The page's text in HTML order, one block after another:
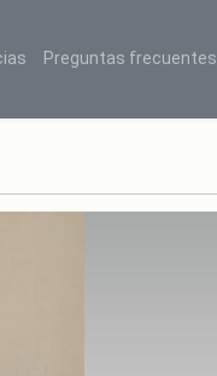
Preguntas frecuentes